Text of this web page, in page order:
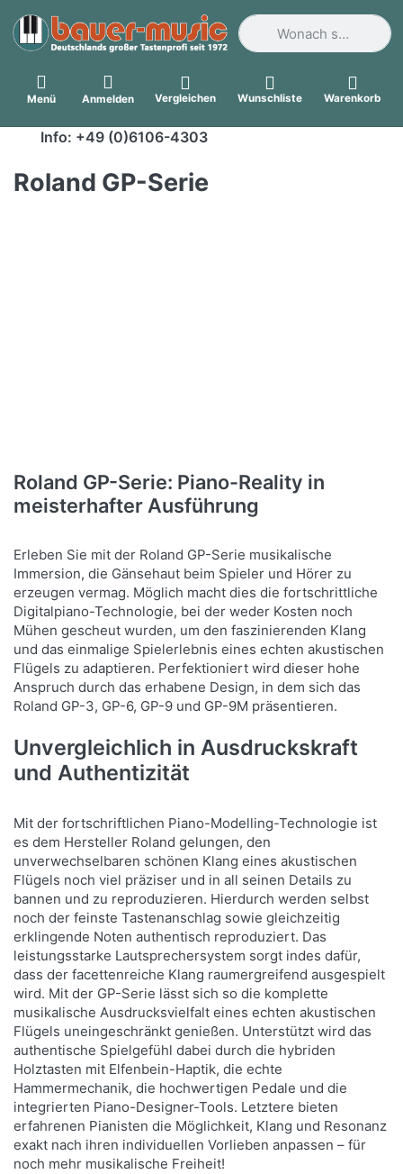
Geben Sie einen
Menü Anmelden Vergleichen Wunschliste Warenkorb
Info: +49 (0)6106-4303
Roland GP-Serie
Roland GP-Serie: Piano-Reality in
meisterhafter Ausführung
Erleben Sie mit der Roland GP-Serie musikalische
Immersion, die Gänsehaut beim Spieler und Hörer zu
erzeugen vermag. Möglich macht dies die fortschrittliche
Digitalpiano-Technologie, bei der weder Kosten noch
Mühen gescheut wurden, um den faszinierenden Klang
und das einmalige Spielerlebnis eines echten akustischen
Flügels zu adaptieren. Perfektioniert wird dieser hohe
Anspruch durch das erhabene Design, in dem sich das
Roland GP-3, GP-6, GP-9 und GP-9M präsentieren.
Unvergleichlich in Ausdruckskraft
und Authentizität
Mit der fortschriftlichen Piano-Modelling-Technologie ist
es dem Hersteller Roland gelungen, den
unverwechselbaren schönen Klang eines akustischen
Flügels noch viel präziser und in all seinen Details zu
bannen und zu reproduzieren. Hierdurch werden selbst
noch der feinste Tastenanschlag sowie gleichzeitig
erklingende Noten authentisch reproduziert. Das
leistungsstarke Lautsprechersystem sorgt indes dafür,
dass der facettenreiche Klang raumergreifend ausgespielt
wird. Mit der GP-Serie lässt sich so die komplette
musikalische Ausdrucksvielfalt eines echten akustischen
Flügels uneingeschränkt genießen. Unterstützt wird das
authentische Spielgefühl dabei durch die hybriden
Holztasten mit Elfenbein-Haptik, die echte
Hammermechanik, die hochwertigen Pedale und die
integrierten Piano-Designer-Tools. Letztere bieten
erfahrenen Pianisten die Möglichkeit, Klang und Resonanz
exakt nach ihren individuellen Vorlieben anpassen – für
noch mehr musikalische Freiheit!